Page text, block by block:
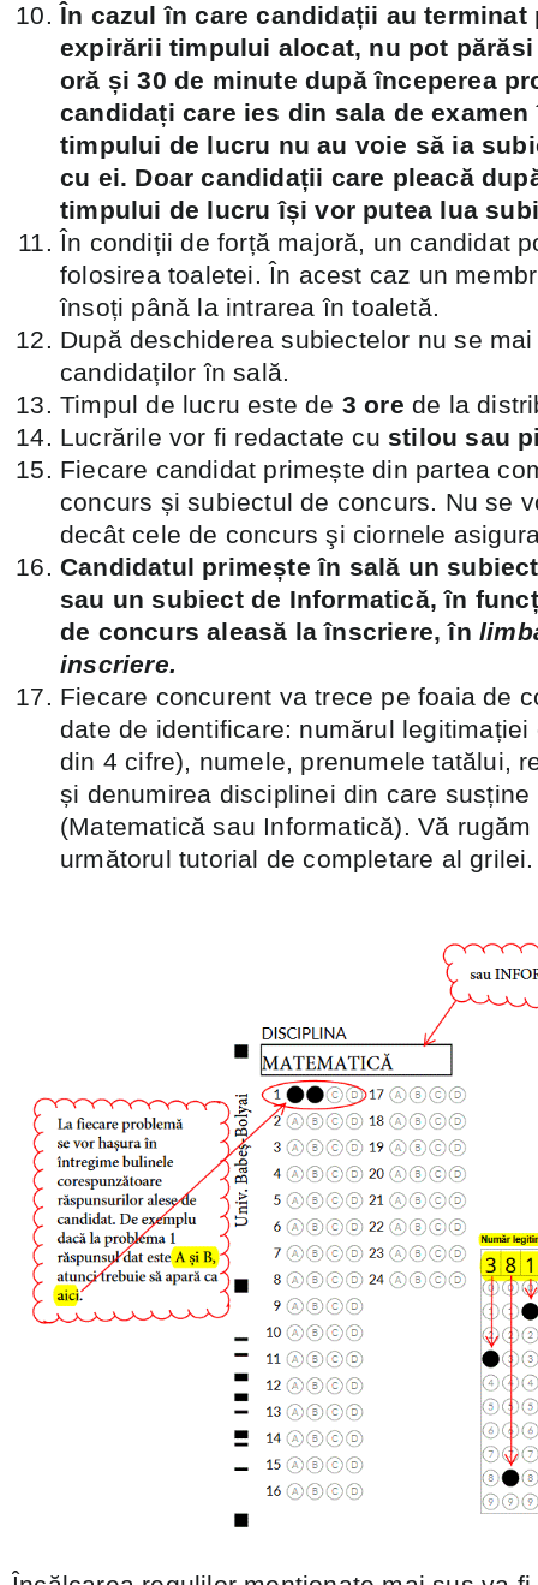
În cazul în care candidații au terminat
expirării timpului alocat, nu pot
oră și 30 de minute după începerea
candidați care ies din sala de
timpului de lucru nu au voie să ia
cu ei. Doar candidații care pleacă
timpului de lucru își vor putea lua
În condiții de forță majoră, un candidat
folosirea toaletei. În acest caz un
însoți până la intrarea în toaletă.
După deschiderea subiectelor nu se
candidaților în sală.
Timpul de lucru este de 3 ore de la
Lucrările vor fi redactate cu stilou sau
Fiecare candidat primește din partea
concurs și subiectul de concurs. Nu se
decât cele de concurs şi ciornele
Candidatul primește în sală un
sau un subiect de Informatică, în
de concurs aleasă la înscriere, în
inscriere.
Fiecare concurent va trece pe foaia de
date de identificare: numărul
din 4 cifre), numele, prenumele tatălui,
și denumirea disciplinei din care
(Matematică sau Informatică). Vă
următorul tutorial de completare al grilei.